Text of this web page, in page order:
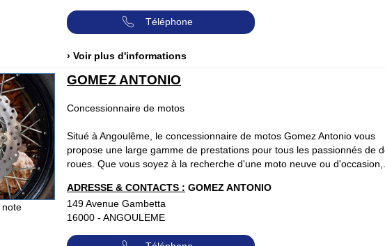
Téléphone
› Voir plus d'informations
note
GOMEZ ANTONIO
Concessionnaire de motos
Situé à Angoulême, le concessionnaire de motos Gomez Antonio vous
propose une large gamme de prestations pour tous les passionnés de
roues. Que vous soyez à la recherche d'une moto neuve ou d'occasion,...
ADRESSE & CONTACTS : GOMEZ ANTONIO
149 Avenue Gambetta
16000 - ANGOULEME